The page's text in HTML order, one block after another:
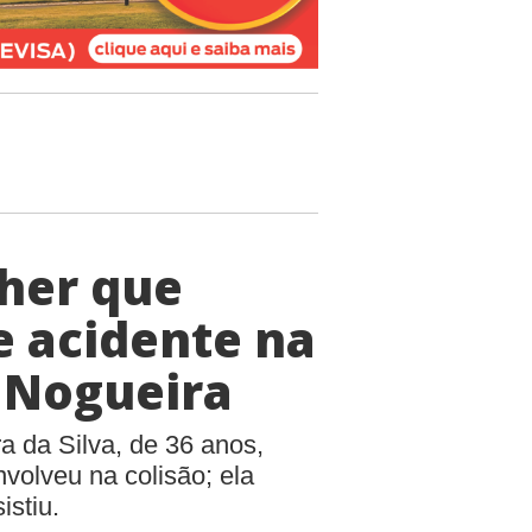
que
acidente na
da Silva, de 36 anos,
na colisão; ela